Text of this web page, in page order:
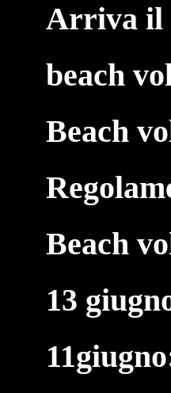
Arriva il
beach
Beach
Beach
13